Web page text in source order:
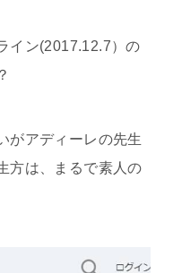
イン(2017.12.7）の
がアディーレの先生
方は、まるで素人の